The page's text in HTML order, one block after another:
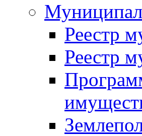
Реестр
Реестр